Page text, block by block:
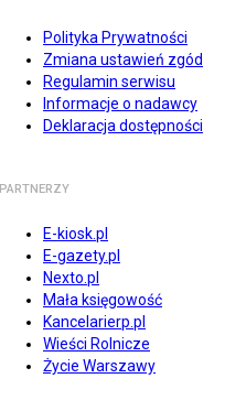
Polityka Prywatności
Zmiana ustawień zgód
Regulamin serwisu
Informacje o nadawcy
Deklaracja dostępności
PARTNERZY
E-kiosk.pl
E-gazety.pl
Nexto.pl
Mała księgowość
Kancelarierp.pl
Wieści Rolnicze
Życie Warszawy